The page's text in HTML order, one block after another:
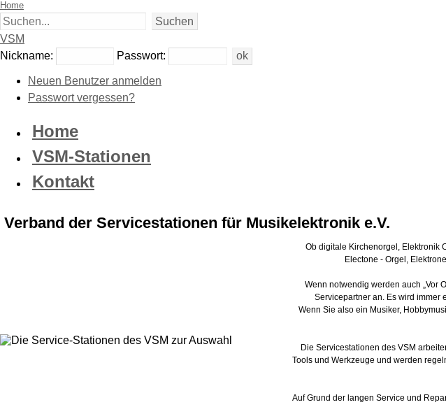
Home
VSM
Nickname:
Passwort:
Neuen Benutzer anmelden
Passwort vergessen?
Home
VSM-Stationen
Kontakt
Verband der Servicestationen für Musikelektronik e.V.
Ob digitale Kirchenorgel, Elektronik
Electone - Orgel,
Wenn notwendig werden auch „Vor
Servicepartner an. Es wird immer
Wenn Sie also ein Musiker,
Die Servicestationen des VSM
Tools und Werkzeuge und werden
Auf Grund der langen Service und